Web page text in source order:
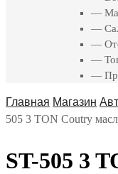
—
—
—
—
—
Главная Магазин
505 3 TON Coutry
ST-505 3